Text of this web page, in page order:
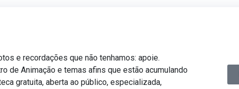
e recordações que não tenhamos: apoie.
de Animação e temas afins que estão acumulando
gratuita, aberta ao público, especializada,